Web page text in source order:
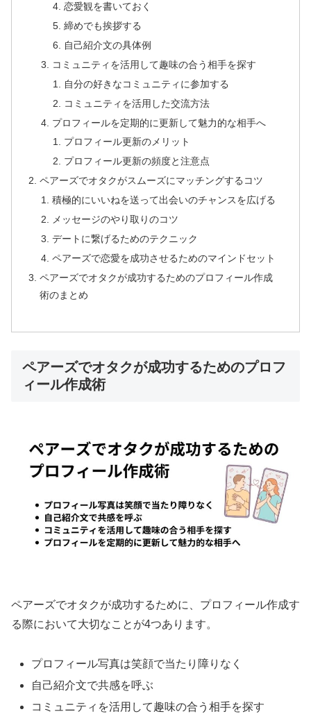
恋愛観を書いておく
締めでも挨拶する
自己紹介文の具体例
コミュニティを活用して趣味の合う相手を探す
自分の好きなコミュニティに参加する
コミュニティを活用した交流方法
プロフィールを定期的に更新して魅力的な相手へ
プロフィール更新のメリット
プロフィール更新の頻度と注意点
ペアーズでオタクがスムーズにマッチングするコツ
積極的にいいねを送って出会いのチャンスを広げる
メッセージのやり取りのコツ
デートに繋げるためのテクニック
ペアーズで恋愛を成功させるためのマインドセット
ペアーズでオタクが成功するためのプロフィール作成
術のまとめ
ペアーズでオタクが成功するためのプロフ
ィール作成術
ペアーズでオタクが成功するために、プロフィール作成す
る際において大切なことが4つあります。
プロフィール写真は笑顔で当たり障りなく
自己紹介文で共感を呼ぶ
コミュニティを活用して趣味の合う相手を探す